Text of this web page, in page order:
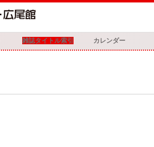
雑誌タイトル索引 カレンダー